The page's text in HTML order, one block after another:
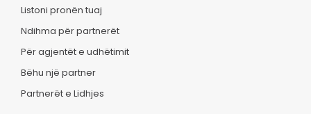
Listoni pronën tuaj
Ndihma për partnerët
Për agjentët e udhëtimit
Bëhu një partner
Partnerët e Lidhjes